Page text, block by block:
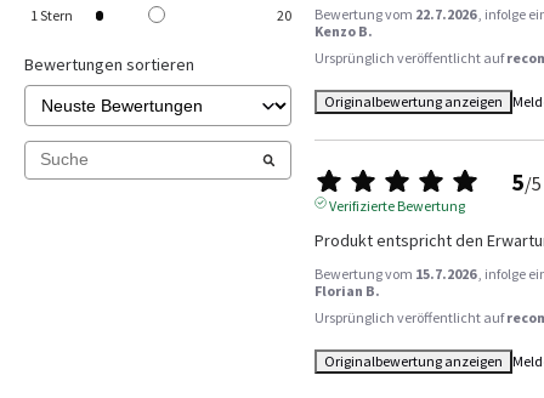
1 Stern 20
Bewertungen sortieren
Bewertung vom 22.7.2026 , infolge
Kenzo B.
Ursprünglich veröffentlicht auf
Originalbewertung anzeigen
5/5
Verifizierte Bewertung
Produkt entspricht den
Bewertung vom 15.7.2026 , infolge
Florian B.
Ursprünglich veröffentlicht auf
Originalbewertung anzeigen